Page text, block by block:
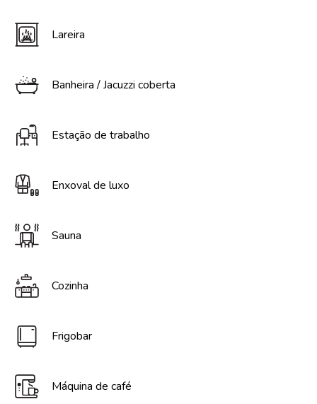
Lareira
Banheira / Jacuzzi coberta
Estação de trabalho
Enxoval de luxo
Sauna
Cozinha
Frigobar
Máquina de café